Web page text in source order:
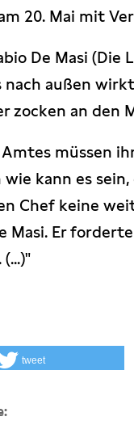
20. Mai mit
De Masi
nach außen
zocken an den
müssen
wie kann es
Chef keine
Masi. Er
tweet